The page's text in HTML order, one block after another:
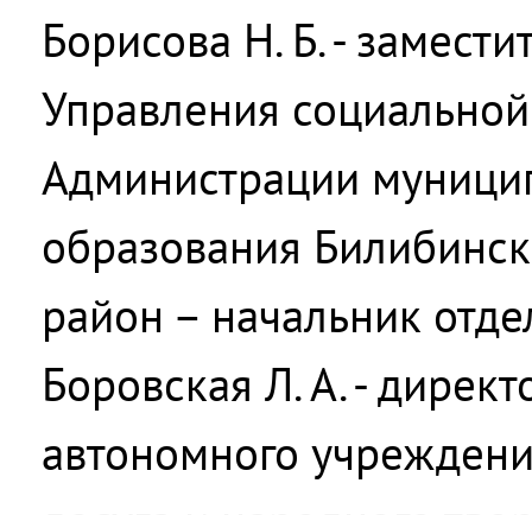
Борисова Н. Б. -
Управления
Администрации
образования
район – начальник
Боровская Л. А. -
автономного